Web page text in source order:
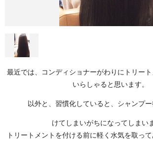
最近では、コンディショナーがわりにトリー
いらしゃると思います。
以外と、習慣化していると、シャンプ
けてしまいがちになってしまい
トリートメントを付ける前に軽く水気を取っ